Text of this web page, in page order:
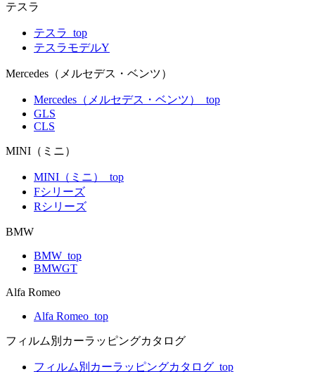
テスラ
テスラ_top
テスラモデルY
Mercedes（メルセデス・ベンツ）
Mercedes（メルセデス・ベンツ）_top
GLS
CLS
MINI（ミニ）
MINI（ミニ）_top
Fシリーズ
Rシリーズ
BMW
BMW_top
BMWGT
Alfa Romeo
Alfa Romeo_top
フィルム別カーラッピングカタログ
フィルム別カーラッピングカタログ_top